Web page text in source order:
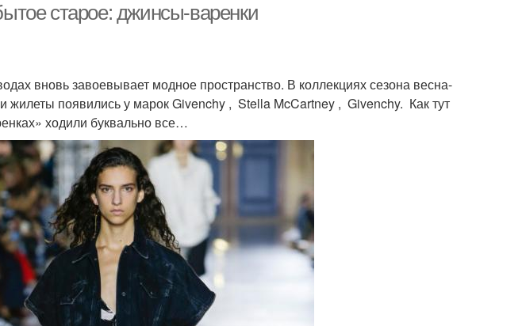
старое: джинсы-варенки
вновь завоевывает модное пространство. В коллекциях сезона весна-
жилеты появились у марок Givenchy , Stella McCartney , Givenchy. Как тут
ходили буквально все…